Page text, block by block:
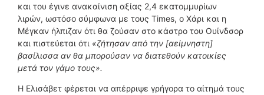
και του έγινε ανακαίνιση αξίας 2,4 εκατομμυρίων
λιρών, ωστόσο σύμφωνα με τους Times, ο Χάρι και η
Μέγκαν ήλπιζαν ότι θα ζούσαν στο κάστρο του Ουίνδσορ
και πιστεύεται ότι «ζήτησαν από την [αείμνηστη]
βασίλισσα αν θα μπορούσαν να διατεθούν κατοικίες
μετά τον γάμο τους».
Η Ελισάβετ φέρεται να απέρριψε γρήγορα το αίτημά τους